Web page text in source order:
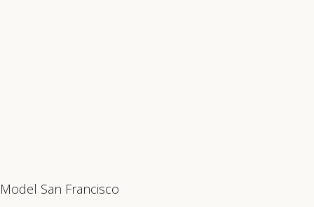
Model San Francisco